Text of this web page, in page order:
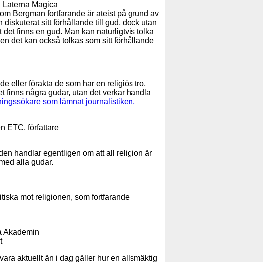
Laterna Magica
Bergman fortfarande är ateist på grund av
sitt förhållande till gud, dock utan
det finns en gud. Man kan naturligtvis tolka
det kan också tolkas som sitt förhållande
eller förakta de som har en religiös tro,
finns några gudar, utan det verkar handla
som lämnat journalistiken,
ETC, författare
handlar egentligen om att all religion är
alla gudar.
mot religionen, som fortfarande
Akademin
aktuellt än i dag gäller hur en allsmäktig